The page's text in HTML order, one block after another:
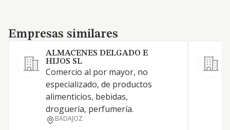
Empresas similares
Empresas similares
ALMACENES DELGADO E
HIJOS SL
Comercio al por mayor, no
especializado, de productos
alimenticios, bebidas,
droguería, perfumería.
BADAJOZ